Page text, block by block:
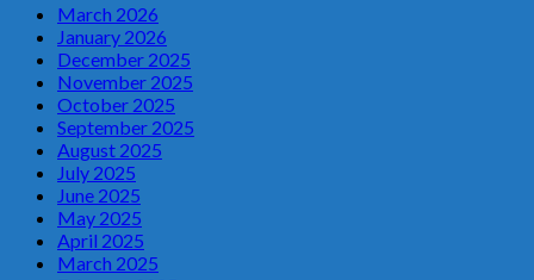
March 2026
January 2026
December 2025
November 2025
October 2025
September 2025
August 2025
July 2025
June 2025
May 2025
April 2025
March 2025